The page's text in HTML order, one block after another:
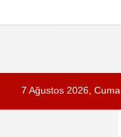
7 Ağustos 2026, Cuma